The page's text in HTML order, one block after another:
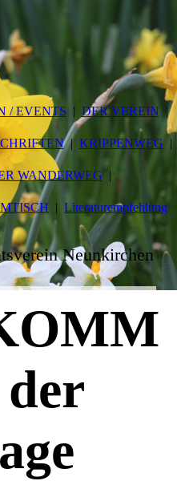
/ EVENTS DER VEREIN
KRIPPENWEG
WANDERWEG
Literaturempfehlung
Neunkirchen